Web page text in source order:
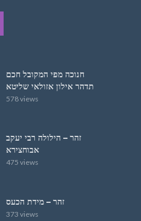
חנוכה מפי המקובל חכם
תדהר אילון אזולאי שליטא
578 views
זהר – הילולה רבי יעקב
אבוחצירא
475 views
זהר – מידת הכעס
373 views